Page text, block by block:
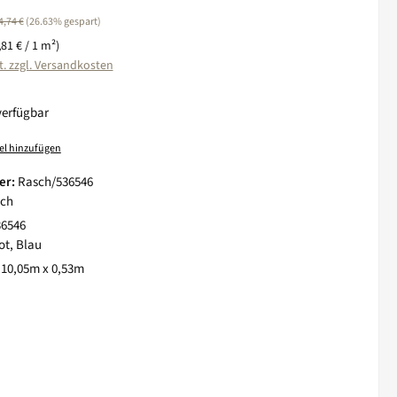
Preis:
€ (26.63% gespart)
€ / 1 m²)
zzgl. Versandkosten
hinzufügen
Rasch/536546
Blau
10,05m x 0,53m